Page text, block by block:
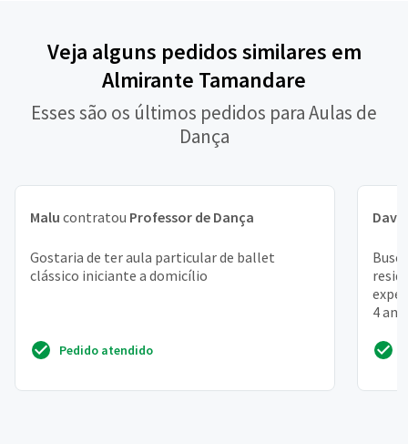
Veja alguns pedidos similares em
Almirante Tamandare
Esses são os últimos pedidos para Aulas de
Dança
Malu contratou Professor de Dança
Gostaria de ter aula particular de ballet
clássico iniciante a domicílio
Pedido atendido
Davi
4